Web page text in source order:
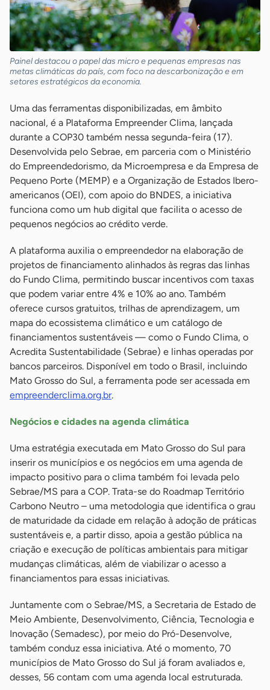
Painel destacou o papel das micro e pequenas empresas nas
metas climáticas do país, com foco na descarbonização e em
setores estratégicos da economia.
Uma das ferramentas disponibilizadas, em âmbito
nacional, é a Plataforma Empreender Clima, lançada
durante a COP30 também nessa segunda-feira (17).
Desenvolvida pelo Sebrae, em parceria com o Ministério
do Empreendedorismo, da Microempresa e da Empresa de
Pequeno Porte (MEMP) e a Organização de Estados Ibero-
americanos (OEI), com apoio do BNDES, a iniciativa
funciona como um hub digital que facilita o acesso de
pequenos negócios ao crédito verde.
A plataforma auxilia o empreendedor na elaboração de
projetos de financiamento alinhados às regras das linhas
do Fundo Clima, permitindo buscar incentivos com taxas
que podem variar entre 4% e 10% ao ano. Também
oferece cursos gratuitos, trilhas de aprendizagem, um
mapa do ecossistema climático e um catálogo de
financiamentos sustentáveis — como o Fundo Clima, o
Acredita Sustentabilidade (Sebrae) e linhas operadas por
bancos parceiros. Disponível em todo o Brasil, incluindo
Mato Grosso do Sul, a ferramenta pode ser acessada em
empreenderclima.org.br.
Negócios e cidades na agenda climática
Uma estratégia executada em Mato Grosso do Sul para
inserir os municípios e os negócios em uma agenda de
impacto positivo para o clima também foi levada pelo
Sebrae/MS para a COP. Trata-se do Roadmap Território
Carbono Neutro – uma metodologia que identifica o grau
de maturidade da cidade em relação à adoção de práticas
sustentáveis e, a partir disso, apoia a gestão pública na
criação e execução de políticas ambientais para mitigar
mudanças climáticas, além de viabilizar o acesso a
financiamentos para essas iniciativas.
Juntamente com o Sebrae/MS, a Secretaria de Estado de
Meio Ambiente, Desenvolvimento, Ciência, Tecnologia e
Inovação (Semadesc), por meio do Pró-Desenvolve,
também conduz essa iniciativa. Até o momento, 70
municípios de Mato Grosso do Sul já foram avaliados e,
desses, 56 contam com uma agenda local estruturada.